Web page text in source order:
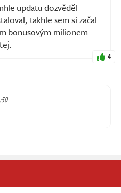
updatu dozvěděl
takhle sem si začal
bonusovým milionem
4